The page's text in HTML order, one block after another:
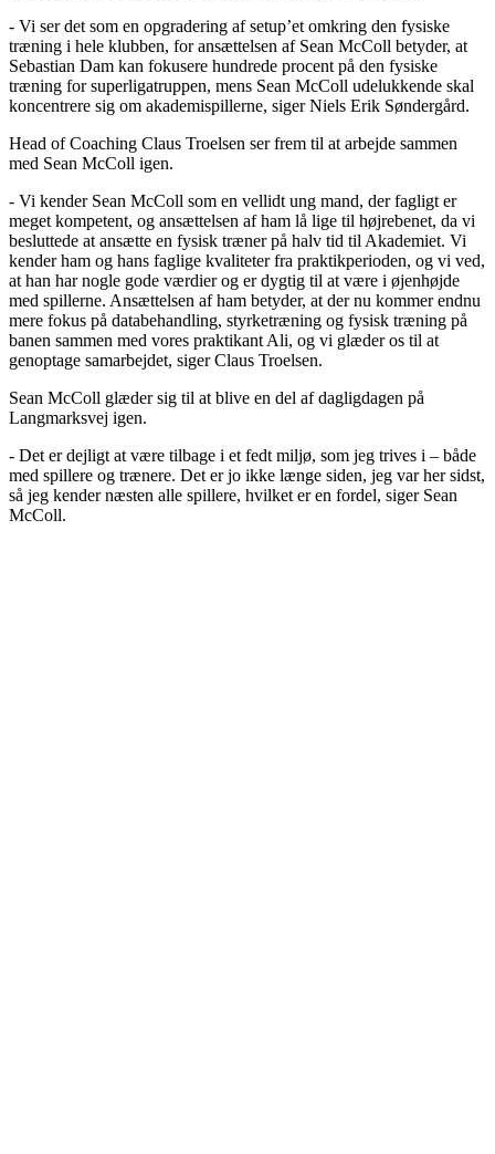
- Vi ser det som en opgradering af setup’et omkring den fysiske
træning i hele klubben, for ansættelsen af Sean McColl betyder, at
Sebastian Dam kan fokusere hundrede procent på den fysiske
træning for superligatruppen, mens Sean McColl udelukkende skal
koncentrere sig om akademispillerne, siger Niels Erik Søndergård.
Head of Coaching Claus Troelsen ser frem til at arbejde sammen
med Sean McColl igen.
- Vi kender Sean McColl som en vellidt ung mand, der fagligt er
meget kompetent, og ansættelsen af ham lå lige til højrebenet, da vi
besluttede at ansætte en fysisk træner på halv tid til Akademiet. Vi
kender ham og hans faglige kvaliteter fra praktikperioden, og vi ved,
at han har nogle gode værdier og er dygtig til at være i øjenhøjde
med spillerne. Ansættelsen af ham betyder, at der nu kommer endnu
mere fokus på databehandling, styrketræning og fysisk træning på
banen sammen med vores praktikant Ali, og vi glæder os til at
genoptage samarbejdet, siger Claus Troelsen.
Sean McColl glæder sig til at blive en del af dagligdagen på
Langmarksvej igen.
- Det er dejligt at være tilbage i et fedt miljø, som jeg trives i – både
med spillere og trænere. Det er jo ikke længe siden, jeg var her sidst,
så jeg kender næsten alle spillere, hvilket er en fordel, siger Sean
McColl.